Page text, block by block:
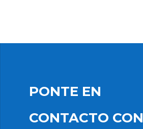
PONTE EN
CONTACTO CON